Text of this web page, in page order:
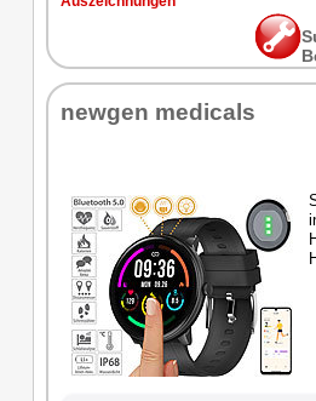
newgen medicals